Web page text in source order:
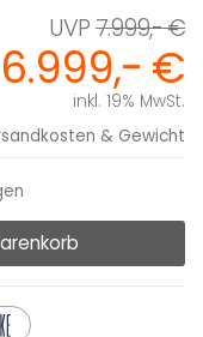
7.999,- €
6.999,- €
inkl. 19% MwSt.
& Gewicht